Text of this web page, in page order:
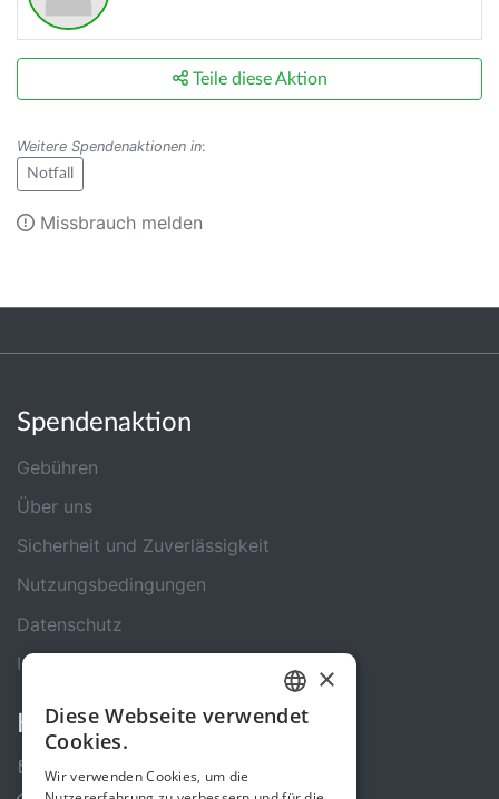
Teile diese Aktion
Weitere Spendenaktionen in:
Notfall
Missbrauch melden
Spendenaktion
Gebühren
Über uns
Sicherheit und Zuverlässigkeit
Nutzungsbedingungen
Datenschutz
Impressum
Kontakt
Kontakt-Formular
GERMAN
×
Diese Webseite verwendet
Cookies.
Wir verwenden Cookies, um die